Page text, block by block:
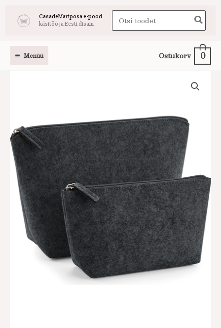
CasadeMariposa e-pood
käsitöö ja Eesti disain
Search
for:
Menüü Ostukorv 0